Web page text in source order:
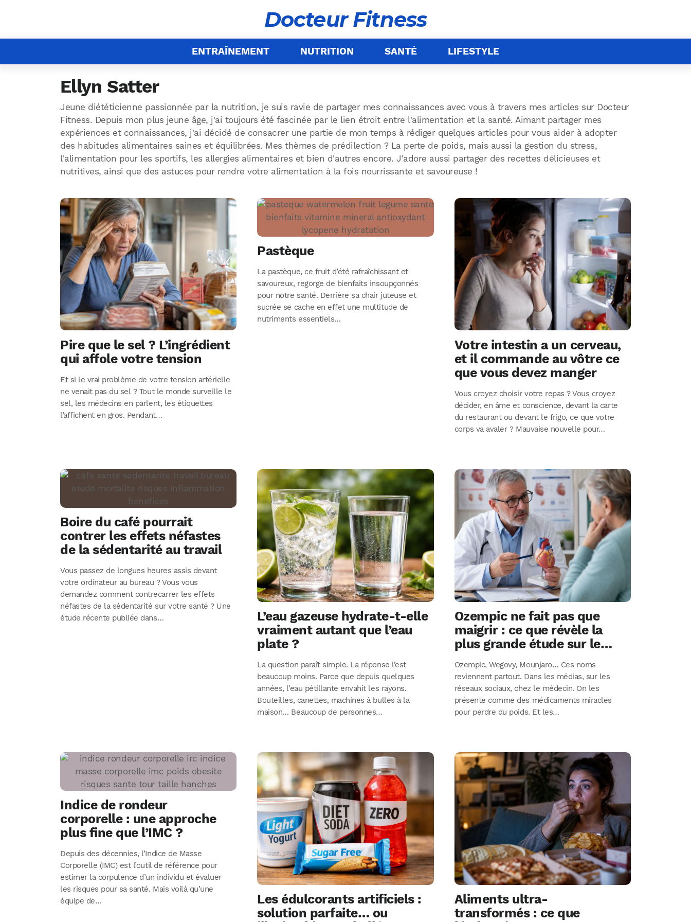
Docteur Fitness
ENTRAÎNEMENT NUTRITION SANTÉ LIFESTYLE
Ellyn Satter
Jeune diététicienne passionnée par la nutrition, je suis ravie de partager mes connaissances avec vous à travers mes articles sur Docteur
Fitness. Depuis mon plus jeune âge, j'ai toujours été fascinée par le lien étroit entre l'alimentation et la santé. Aimant partager mes
expériences et connaissances, j'ai décidé de consacrer une partie de mon temps à rédiger quelques articles pour vous aider à adopter
des habitudes alimentaires saines et équilibrées. Mes thèmes de prédilection ? La perte de poids, mais aussi la gestion du stress,
l'alimentation pour les sportifs, les allergies alimentaires et bien d'autres encore. J'adore aussi partager des recettes délicieuses et
nutritives, ainsi que des astuces pour rendre votre alimentation à la fois nourrissante et savoureuse !
Pire que le sel ? L’ingrédient
qui affole votre tension
Et si le vrai problème de votre tension artérielle
ne venait pas du sel ? Tout le monde surveille le
sel, les médecins en parlent, les étiquettes
l’affichent en gros. Pendant…
Pastèque
La pastèque, ce fruit d’été rafraîchissant et
savoureux, regorge de bienfaits insoupçonnés
pour notre santé. Derrière sa chair juteuse et
sucrée se cache en effet une multitude de
nutriments essentiels…
Votre intestin a un cerveau,
et il commande au vôtre ce
que vous devez manger
Vous croyez choisir votre repas ? Vous croyez
décider, en âme et conscience, devant la carte
du restaurant ou devant le frigo, ce que votre
corps va avaler ? Mauvaise nouvelle pour…
Boire du café pourrait
contrer les effets néfastes
de la sédentarité au travail
Vous passez de longues heures assis devant
votre ordinateur au bureau ? Vous vous
demandez comment contrecarrer les effets
néfastes de la sédentarité sur votre santé ? Une
étude récente publiée dans…
L’eau gazeuse hydrate-t-elle
vraiment autant que l’eau
plate ?
La question paraît simple. La réponse l’est
beaucoup moins. Parce que depuis quelques
années, l’eau pétillante envahit les rayons.
Bouteilles, canettes, machines à bulles à la
maison… Beaucoup de personnes…
Ozempic ne fait pas que
maigrir : ce que révèle la
plus grande étude sur le
coeur
Ozempic, Wegovy, Mounjaro… Ces noms
reviennent partout. Dans les médias, sur les
réseaux sociaux, chez le médecin. On les
présente comme des médicaments miracles
pour perdre du poids. Et les…
Indice de rondeur
corporelle : une approche
plus fine que l’IMC ?
Depuis des décennies, l’Indice de Masse
Corporelle (IMC) est l’outil de référence pour
estimer la corpulence d’un individu et évaluer
les risques pour sa santé. Mais voilà qu’une
équipe de…
Les édulcorants artificiels :
solution parfaite… ou
Aliments ultra-
transformés : ce que